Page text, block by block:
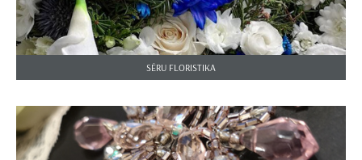
SĒRU FLORISTIKA